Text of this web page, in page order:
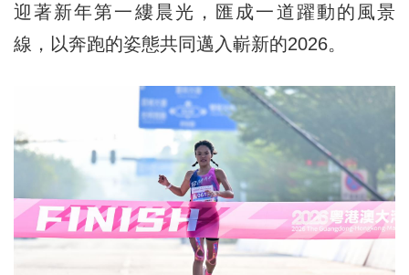
迎著新年第一縷晨光，匯成一道躍動的風景
線，以奔跑的姿態共同邁入嶄新的2026。